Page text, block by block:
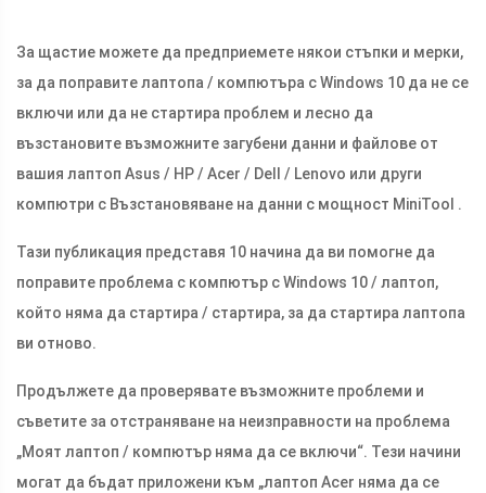
За щастие можете да предприемете някои стъпки и мерки,
за да поправите лаптопа / компютъра с Windows 10 да не се
включи или да не стартира проблем и лесно да
възстановите възможните загубени данни и файлове от
вашия лаптоп Asus / HP / Acer / Dell / Lenovo или други
компютри с Възстановяване на данни с мощност MiniTool .
Тази публикация представя 10 начина да ви помогне да
поправите проблема с компютър с Windows 10 / лаптоп,
който няма да стартира / стартира, за да стартира лаптопа
ви отново.
Продължете да проверявате възможните проблеми и
съветите за отстраняване на неизправности на проблема
„Моят лаптоп / компютър няма да се включи“. Тези начини
могат да бъдат приложени към „лаптоп Acer няма да се